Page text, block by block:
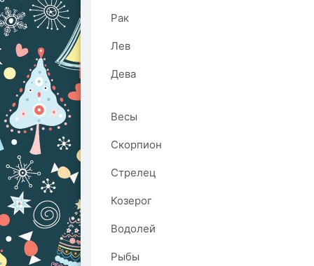
Рак
Лев
Дева
Весы
Скорпион
Стрелец
Козерог
Водолей
Рыбы